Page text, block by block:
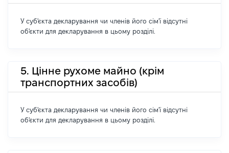
У суб'єкта декларування чи членів його сім'ї відсутні
об'єкти для декларування в цьому розділі.
5. Цінне рухоме майно (крім
транспортних засобів)
У суб'єкта декларування чи членів його сім'ї відсутні
об'єкти для декларування в цьому розділі.